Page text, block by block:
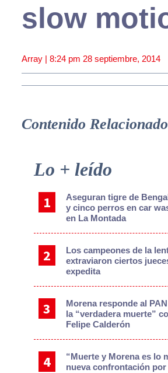
slow
Array | 8:24 pm 28 septiembre, 2014
Contenido Relacionado
Primary
Sidebar
Lo + leído
Aseguran tigre de
y cinco perros en car
en La Montada
Los campeones de la
extraviaron ciertos
expedita
Morena responde al
la “verdadera muerte”
Felipe Calderón
“Muerte y Morena es lo
nueva confrontación por